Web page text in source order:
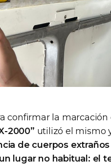
confirmar la marcación
2000” utilizó el mismo
de cuerpos
lugar no habitual: el